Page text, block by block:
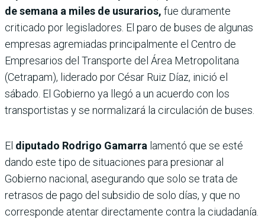
de semana a miles de usurarios, fue duramente
criticado por legisladores. El paro de buses de algunas
empresas agremiadas principalmente el Centro de
Empresarios del Transporte del Área Metropolitana
(Cetrapam), liderado por César Ruiz Díaz, inició el
sábado. El Gobierno ya llegó a un acuerdo con los
transportistas y se normalizará la circulación de buses.
El diputado Rodrigo Gamarra lamentó que se esté
dando este tipo de situaciones para presionar al
Gobierno nacional, asegurando que solo se trata de
retrasos de pago del subsidio de solo días, y que no
corresponde atentar directamente contra la ciudadanía.